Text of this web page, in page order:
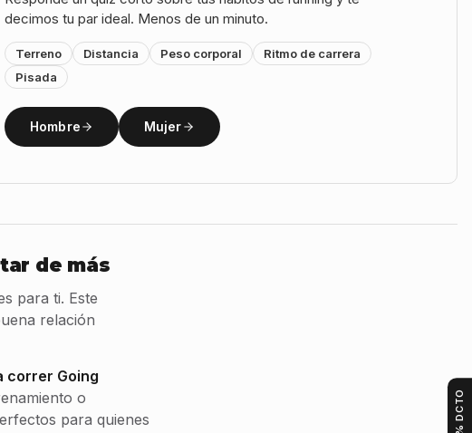
decimos tu par ideal. Menos de un minuto.
Terreno Distancia Peso corporal
Ritmo de carrera
Pisada
Hombre Mujer
de más
para ti. Este
relación
correr Going
o
para quienes
10% DCTO